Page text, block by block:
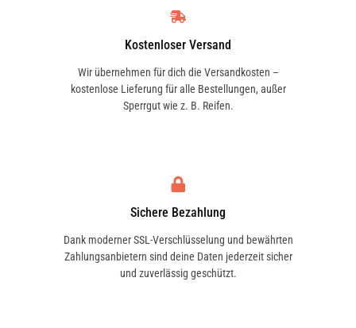
Kostenloser Versand
Wir übernehmen für dich die Versandkosten –
kostenlose Lieferung für alle Bestellungen, außer
Sperrgut wie z. B. Reifen.
Sichere Bezahlung
Dank moderner SSL-Verschlüsselung und bewährten
Zahlungsanbietern sind deine Daten jederzeit sicher
und zuverlässig geschützt.